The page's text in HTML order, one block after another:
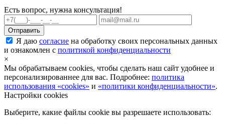
Есть вопрос, нужна консультация!
Я даю согласие на обработку своих персональных данных
и ознакомлен с политикой конфиденциальности
×
Мы обрабатываем cookies, чтобы сделать наш сайт удобнее и
персонализированнее для вас. Подробнее: политика
использования «cookies» и «политики конфиденциальности».
Настройки cookies
Выберите, какие файлы cookie вы разрешаете использовать: